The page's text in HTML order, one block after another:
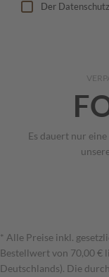
Der
Es dauert nur
* Alle Preise inkl.
Bestellwert von 70,00 €
Deutschlands). Die